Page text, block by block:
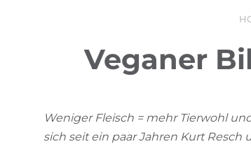
Veganer
Weniger Fleisch = mehr Tierwohl
sich seit ein paar Jahren Kurt Resch